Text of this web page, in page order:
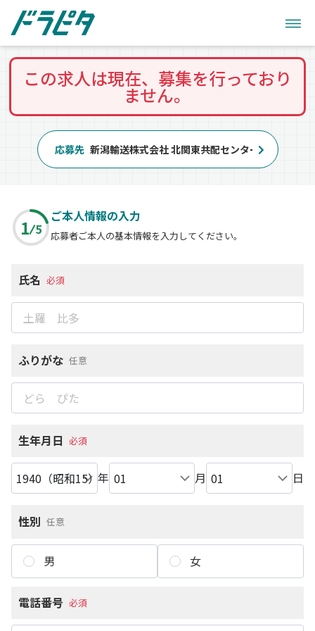
この求人は現在、募集を行っており
ません。
応募先 新潟輸送株式会社 北関東共配センター
1 5
ご本人情報の入力
応募者ご本人の基本情報を入力してください。
氏名 必須
ふりがな 任意
生年月日 必須
年 月 日
性別 任意
男 女
電話番号 必須